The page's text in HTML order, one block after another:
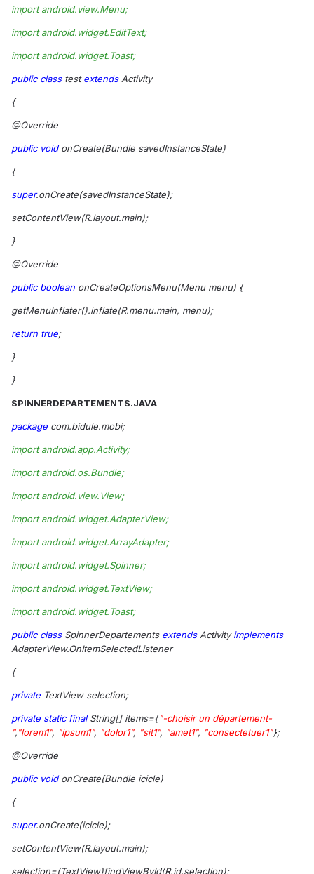
import android.view.Menu;
import android.widget.EditText;
import android.widget.Toast;
public classtestextendsActivity
{
@Override
public voidonCreate(Bundle savedInstanceState)
{
super.onCreate(savedInstanceState);
setContentView(R.layout.main);
}
@Override
public boolean onCreateOptionsMenu(Menu menu) {
getMenuInflater().inflate(R.menu.main, menu);
return true;
}
}
SPINNERDEPARTEMENTS.JAVA
package com.bidule.mobi;
import android.app.Activity;
import android.os.Bundle;
import android.view.View;
import android.widget.AdapterView;
import android.widget.ArrayAdapter;
import android.widget.Spinner;
import android.widget.TextView;
import android.widget.Toast;
public classSpinnerDepartements extendsActivityimplements
AdapterView.OnItemSelectedListener
{
private TextView selection;
private static finalString[] items={"-choisir un département-
","lorem1", "ipsum1", "dolor1", "sit1", "amet1", "consectetuer1"};
@Override
public voidonCreate(Bundle icicle)
{
super.onCreate(icicle);
setContentView(R.layout.main);
selection=(TextView)findViewById(R.id.selection);